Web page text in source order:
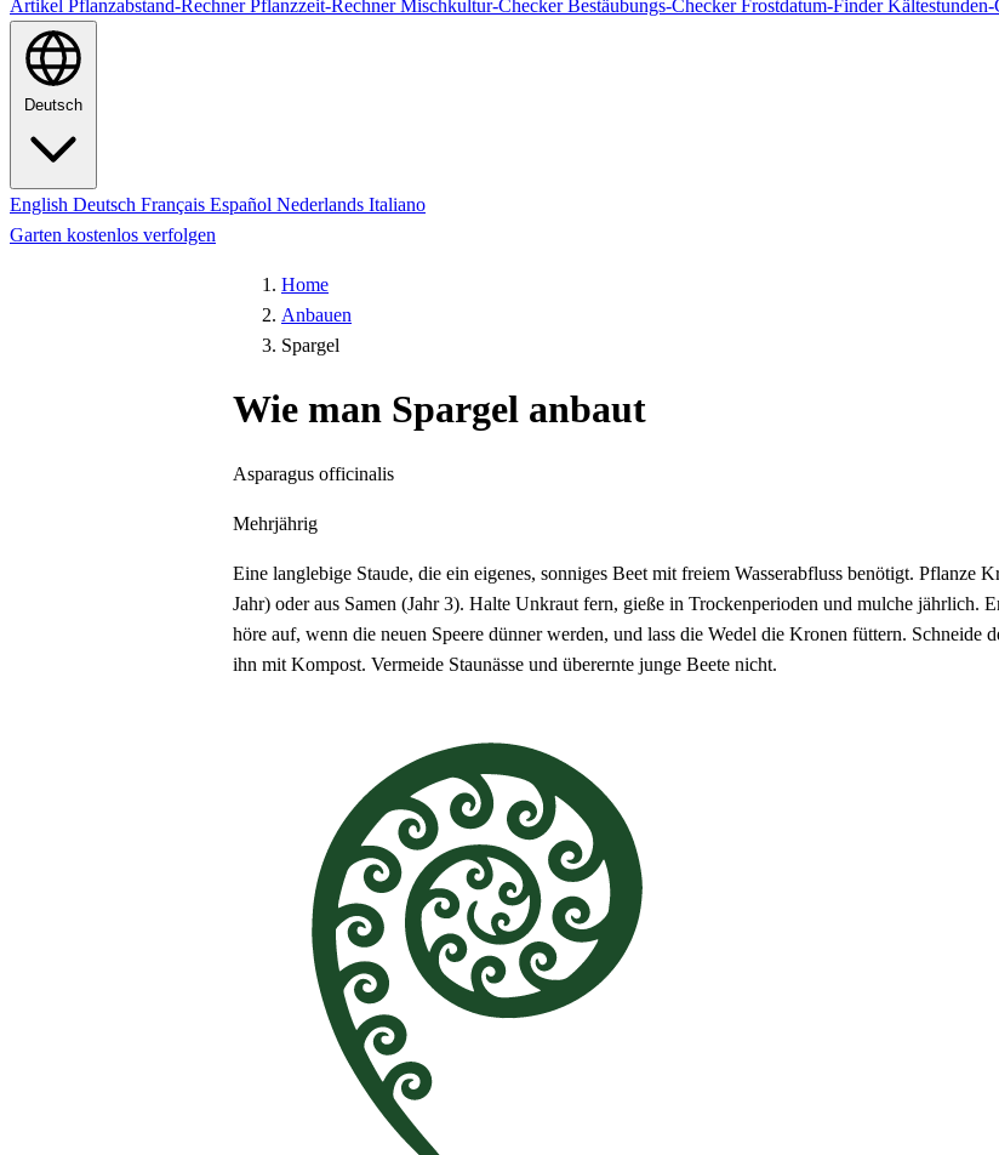
Artikel Pflanzabstand-RechnerPflanzzeit-RechnerMischkultur-CheckerBestäubungs-CheckerFrostdatum-FinderKältestunden-
Deutsch
English Deutsch Français Español Nederlands Italiano
Garten kostenlos verfolgen
Home
Anbauen
Spargel
Wie man Spargel anbaut
Asparagus officinalis
Mehrjährig
Eine langlebige Staude, die ein eigenes, sonniges Beet mit freiem Wasserabfluss benötigt. Pflanze
Jahr) oder aus Samen (Jahr 3). Halte Unkraut fern, gieße in Trockenperioden und mulche jährlich.
höre auf, wenn die neuen Speere dünner werden, und lass die Wedel die Kronen füttern. Schneide
ihn mit Kompost. Vermeide Staunässe und überernte junge Beete nicht.